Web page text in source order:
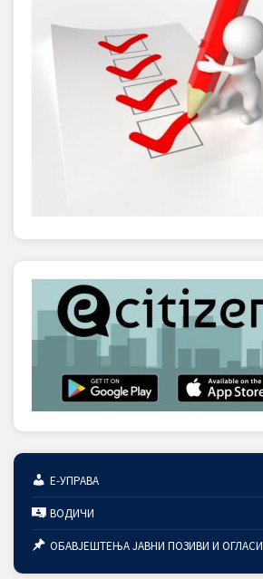
Е-УПРАВА
ВОДИЧИ
ОБАВЈЕШТЕЊА ЈАВНИ ПОЗИВИ И ОГЛАСИ